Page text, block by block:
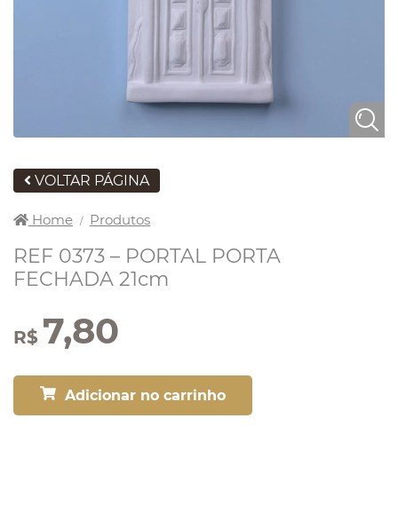
VOLTAR PÁGINA
Home / Produtos
REF 0373 – PORTAL PORTA
FECHADA 21cm
R$ 7,80
Adicionar no carrinho